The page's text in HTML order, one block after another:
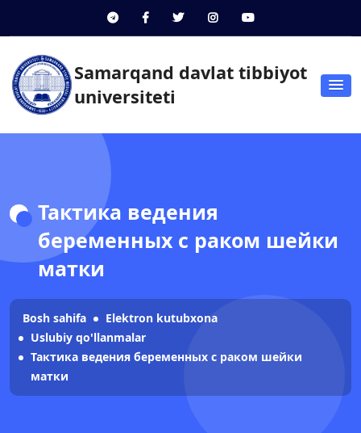
Samarqand davlat tibbiyot
universiteti
Тактика ведения
беременных с раком шейки
матки
Bosh sahifa
Elektron kutubxona
Uslubiy qo'llanmalar
Тактика ведения беременных с раком шейки
матки